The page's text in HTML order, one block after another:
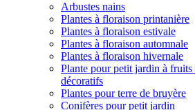
Arbustes nains
Plantes à floraison printanière
Plantes à floraison estivale
Plantes à floraison automnale
Plantes à floraison hivernale
Plante pour petit jardin à
décoratifs
Plantes pour terre de bruyère
Conifères pour petit jardin